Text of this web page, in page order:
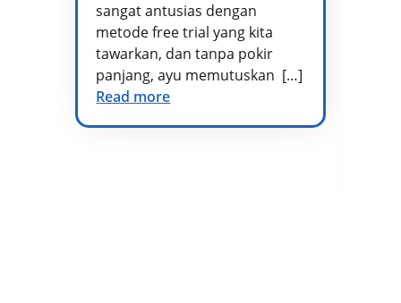
sangat antusias dengan
metode free trial yang kita
tawarkan, dan tanpa pokir
panjang, ayu memutuskan […]
Read more